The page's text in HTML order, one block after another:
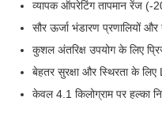
व्यापक ऑपरेटिंग तापमान रेंज (-
सौर ऊर्जा भंडारण प्रणालियों
कुशल अंतरिक्ष उपयोग के लिए
बेहतर सुरक्षा और स्थिरता के
केवल 4.1 किलोग्राम पर हल्का